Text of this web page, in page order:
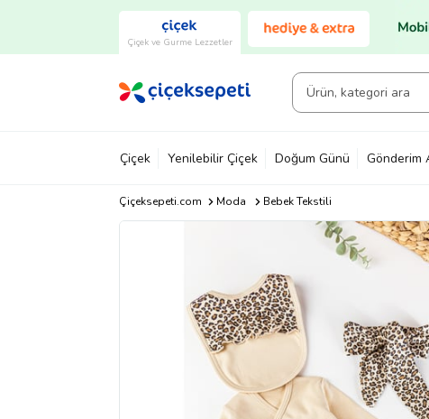
Çiçek ve Gurme Lezzetler
Çiçek Yenilebilir Çiçek Doğum Günü Gönderim
Çiçeksepeti.com Moda Bebek Tekstili